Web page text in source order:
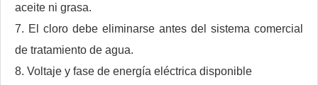
aceite ni grasa.
7. El cloro debe eliminarse antes del sistema comercial
de tratamiento de agua.
8. Voltaje y fase de energía eléctrica disponible